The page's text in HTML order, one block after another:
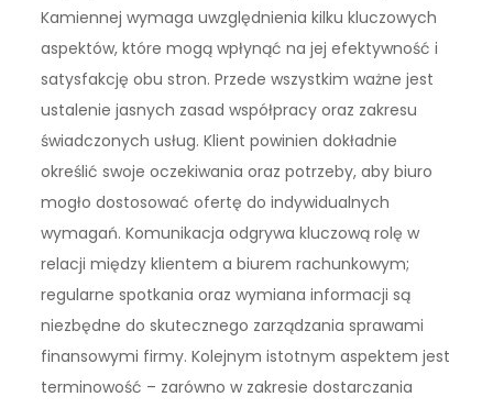
Kamiennej wymaga uwzględnienia kilku kluczowych
aspektów, które mogą wpłynąć na jej efektywność i
satysfakcję obu stron. Przede wszystkim ważne jest
ustalenie jasnych zasad współpracy oraz zakresu
świadczonych usług. Klient powinien dokładnie
określić swoje oczekiwania oraz potrzeby, aby biuro
mogło dostosować ofertę do indywidualnych
wymagań. Komunikacja odgrywa kluczową rolę w
relacji między klientem a biurem rachunkowym;
regularne spotkania oraz wymiana informacji są
niezbędne do skutecznego zarządzania sprawami
finansowymi firmy. Kolejnym istotnym aspektem jest
terminowość – zarówno w zakresie dostarczania